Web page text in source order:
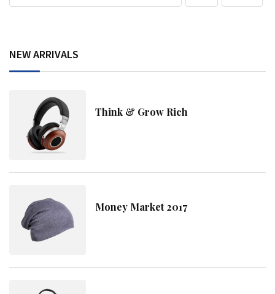
NEW ARRIVALS
Think & Grow Rich
Money Market 2017